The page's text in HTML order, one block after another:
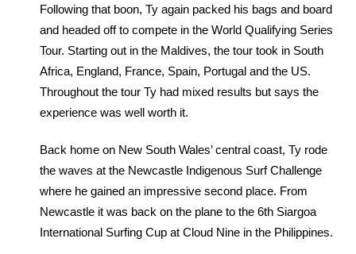
Following that boon, Ty again packed his bags and board
and headed off to compete in the World Qualifying Series
Tour. Starting out in the Maldives, the tour took in South
Africa, England, France, Spain, Portugal and the US.
Throughout the tour Ty had mixed results but says the
experience was well worth it.
Back home on New South Wales’ central coast, Ty rode
the waves at the Newcastle Indigenous Surf Challenge
where he gained an impressive second place. From
Newcastle it was back on the plane to the 6th Siargoa
International Surfing Cup at Cloud Nine in the Philippines.